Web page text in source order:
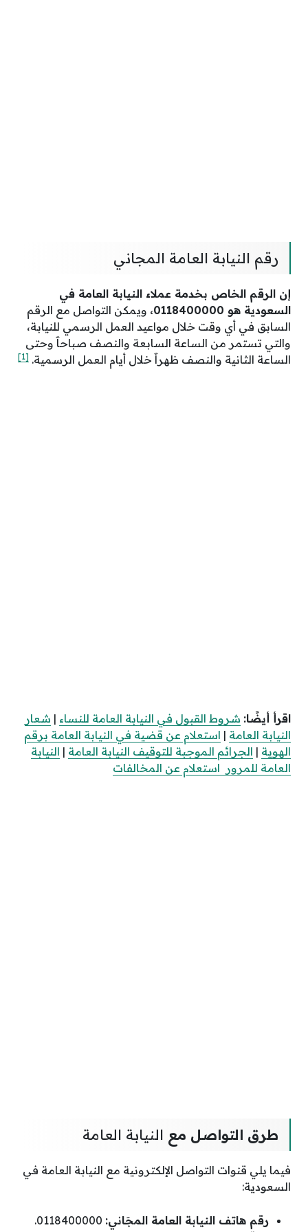
رقم النيابة العامة المجاني
إن الرقم الخاص بخدمة عملاء النيابة العامة في
السعودية هو 0118400000،
ويمكن التواصل مع الرقم
السابق في أي وقت خلال مواعيد العمل الرسمي للنيابة،
والتي تستمر من الساعة السابعة والنصف صباحاََ وحتى
الساعة الثانية والنصف ظهراََ خلال أيام العمل الرسمية. [1]
اقرأ أيضًا: شروط القبول في النيابة العامة للنساء | شعار
النيابة العامة | استعلام عن قضية في النيابة العامة برقم
الهوية | الجرائم الموجبة للتوقيف النيابة العامة | النيابة
العامة للمرور استعلام عن المخالفات
طرق التواصل مع النيابة العامة
فيما يلي قنوات التواصل الإلكترونية مع النيابة العامة في
السعودية:
رقم هاتف النيابة العامة المجَاني: